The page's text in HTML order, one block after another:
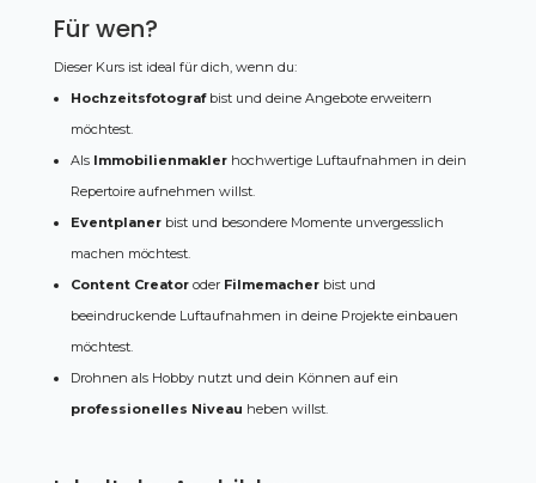
Für wen?
Dieser Kurs ist ideal für dich, wenn du:
Hochzeitsfotografbist und deine Angebote erweitern
möchtest.
Als Immobilienmaklerhochwertige Luftaufnahmen in dein
Repertoire aufnehmen willst.
Eventplanerbist und besondere Momente unvergesslich
machen möchtest.
Content Creatoroder Filmemacherbist und
beeindruckende Luftaufnahmen in deine Projekte einbauen
möchtest.
Drohnen als Hobby nutzt und dein Können auf ein
professionelles Niveau heben willst.